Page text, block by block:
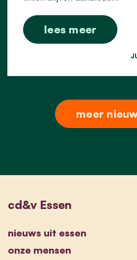
lees meer
meer
cd&v Essen
nieuws uit essen
onze mensen